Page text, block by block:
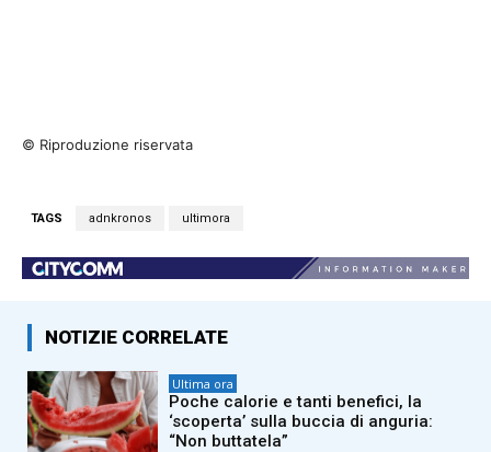
© Riproduzione riservata
TAGS adnkronos ultimora
NOTIZIE CORRELATE
Ultima ora
Poche calorie e tanti benefici, la
‘scoperta’ sulla buccia di anguria:
“Non buttatela”